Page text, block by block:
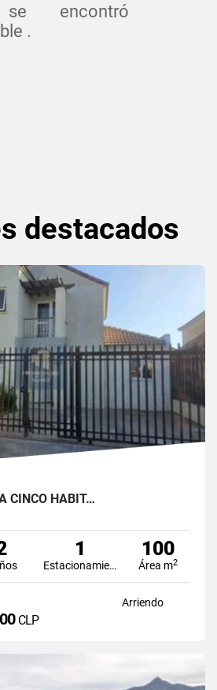
encontró
.
destacados
CINCO HABIT…
1
Estacionamiento
100
Área m2
Arriendo
CLP